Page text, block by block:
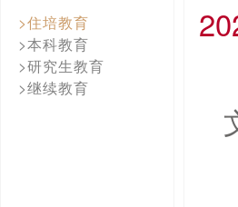
>住培教育
>本科教育
>研究生教育
>继续教育